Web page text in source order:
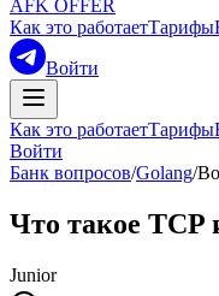
AFK OFFER
Как это работаетТарифы
Войти
Как это работаетТарифы
Войти
Банк вопросов/Golang/
Что такое TCP
Junior